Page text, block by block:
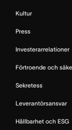
Kultur
Press
Investerarrelationer
Förtroende och
Sekretess
Leverantörsansvar
Hållbarhet och ESG